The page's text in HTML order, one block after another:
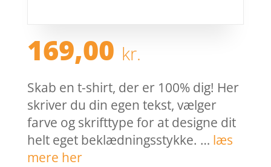
169,00 kr.
Skab en t-shirt, der er 100% dig! Her
skriver du din egen tekst, vælger
farve og skrifttype for at designe dit
helt eget beklædningsstykke. … læs
mere her